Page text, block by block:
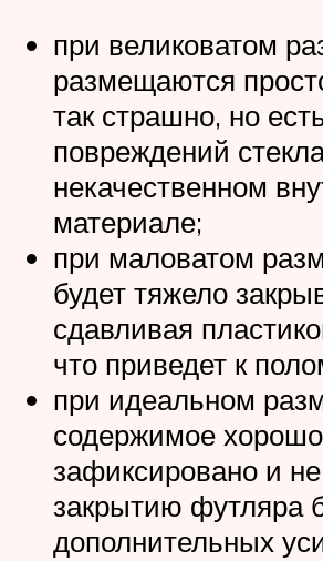
при великоватом
размещаются
так страшно, но
повреждений
некачественном
материале;
при маловатом
будет тяжело
сдавливая
что приведет к
при идеальном
содержимое хорошо
зафиксировано и
закрытию футляра
дополнительных